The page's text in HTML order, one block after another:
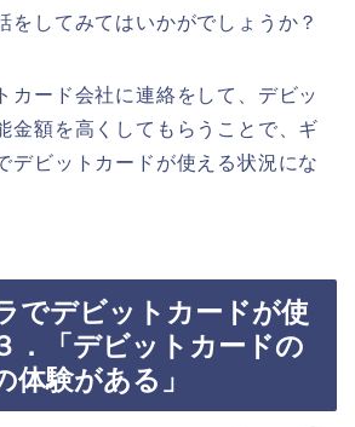
をしてみてはいかがでしょうか？
カード会社に連絡をして、デビッ
金額を高くしてもらうことで、ギ
デビットカードが使える状況にな
でデビットカードが使
．「デビットカードの
体験がある」